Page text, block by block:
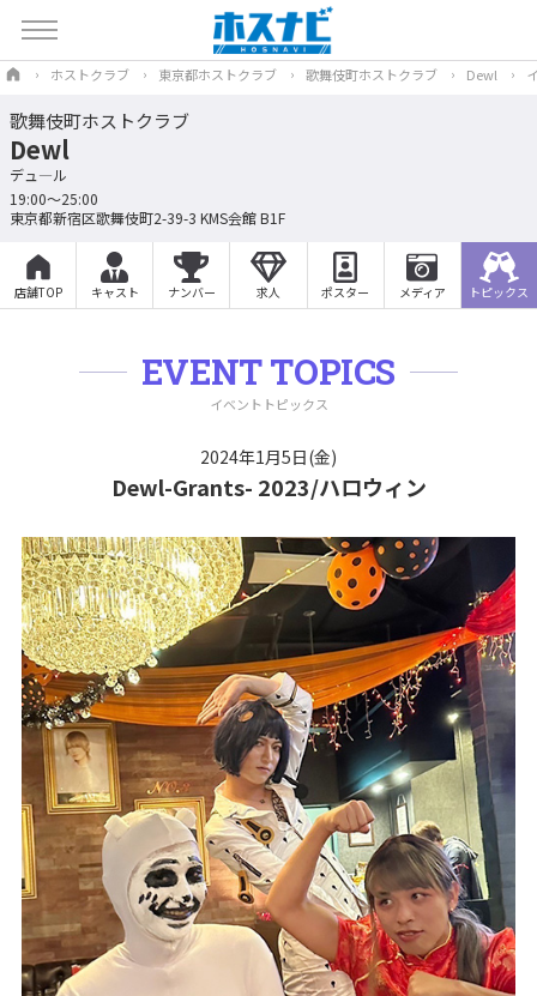
ホストクラブ 東京都ホストクラブ 歌舞伎町ホストクラブ Dewl
歌舞伎町ホストクラブ
Dewl
デュ―ル
19:00～25:00
東京都新宿区歌舞伎町2-39-3 KMS会館 B1F
店舗TOP キャスト ナンバー 求人 ポスター メディア トピックス
EVENT TOPICS
イベントトピックス
2024年1月5日(金)
Dewl-Grants- 2023/ハロウィン